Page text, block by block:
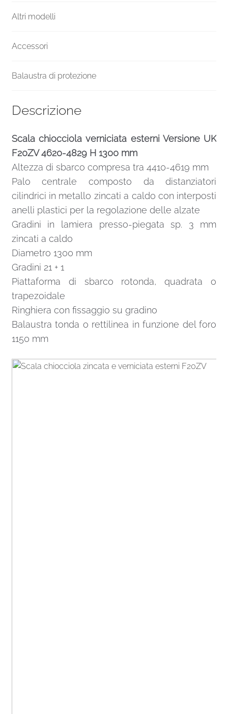
Altri modelli
Accessori
Balaustra di protezione
Descrizione
Scala chiocciola verniciata esterni Versione UK
F20ZV 4620-4829 H 1300 mm
Altezza di sbarco compresa tra 4410-4619 mm
Palo centrale composto da distanziatori
cilindrici in metallo zincati a caldo con interposti
anelli plastici per la regolazione delle alzate
Gradini in lamiera presso-piegata sp. 3 mm
zincati a caldo
Diametro 1300 mm
Gradini 21 + 1
Piattaforma di sbarco rotonda, quadrata o
trapezoidale
Ringhiera con fissaggio su gradino
Balaustra tonda o rettilinea in funzione del foro
1150 mm